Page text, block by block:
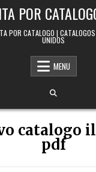
POR
POR CATALOGO |
UNIDOS
MENU
catalogo
pdf